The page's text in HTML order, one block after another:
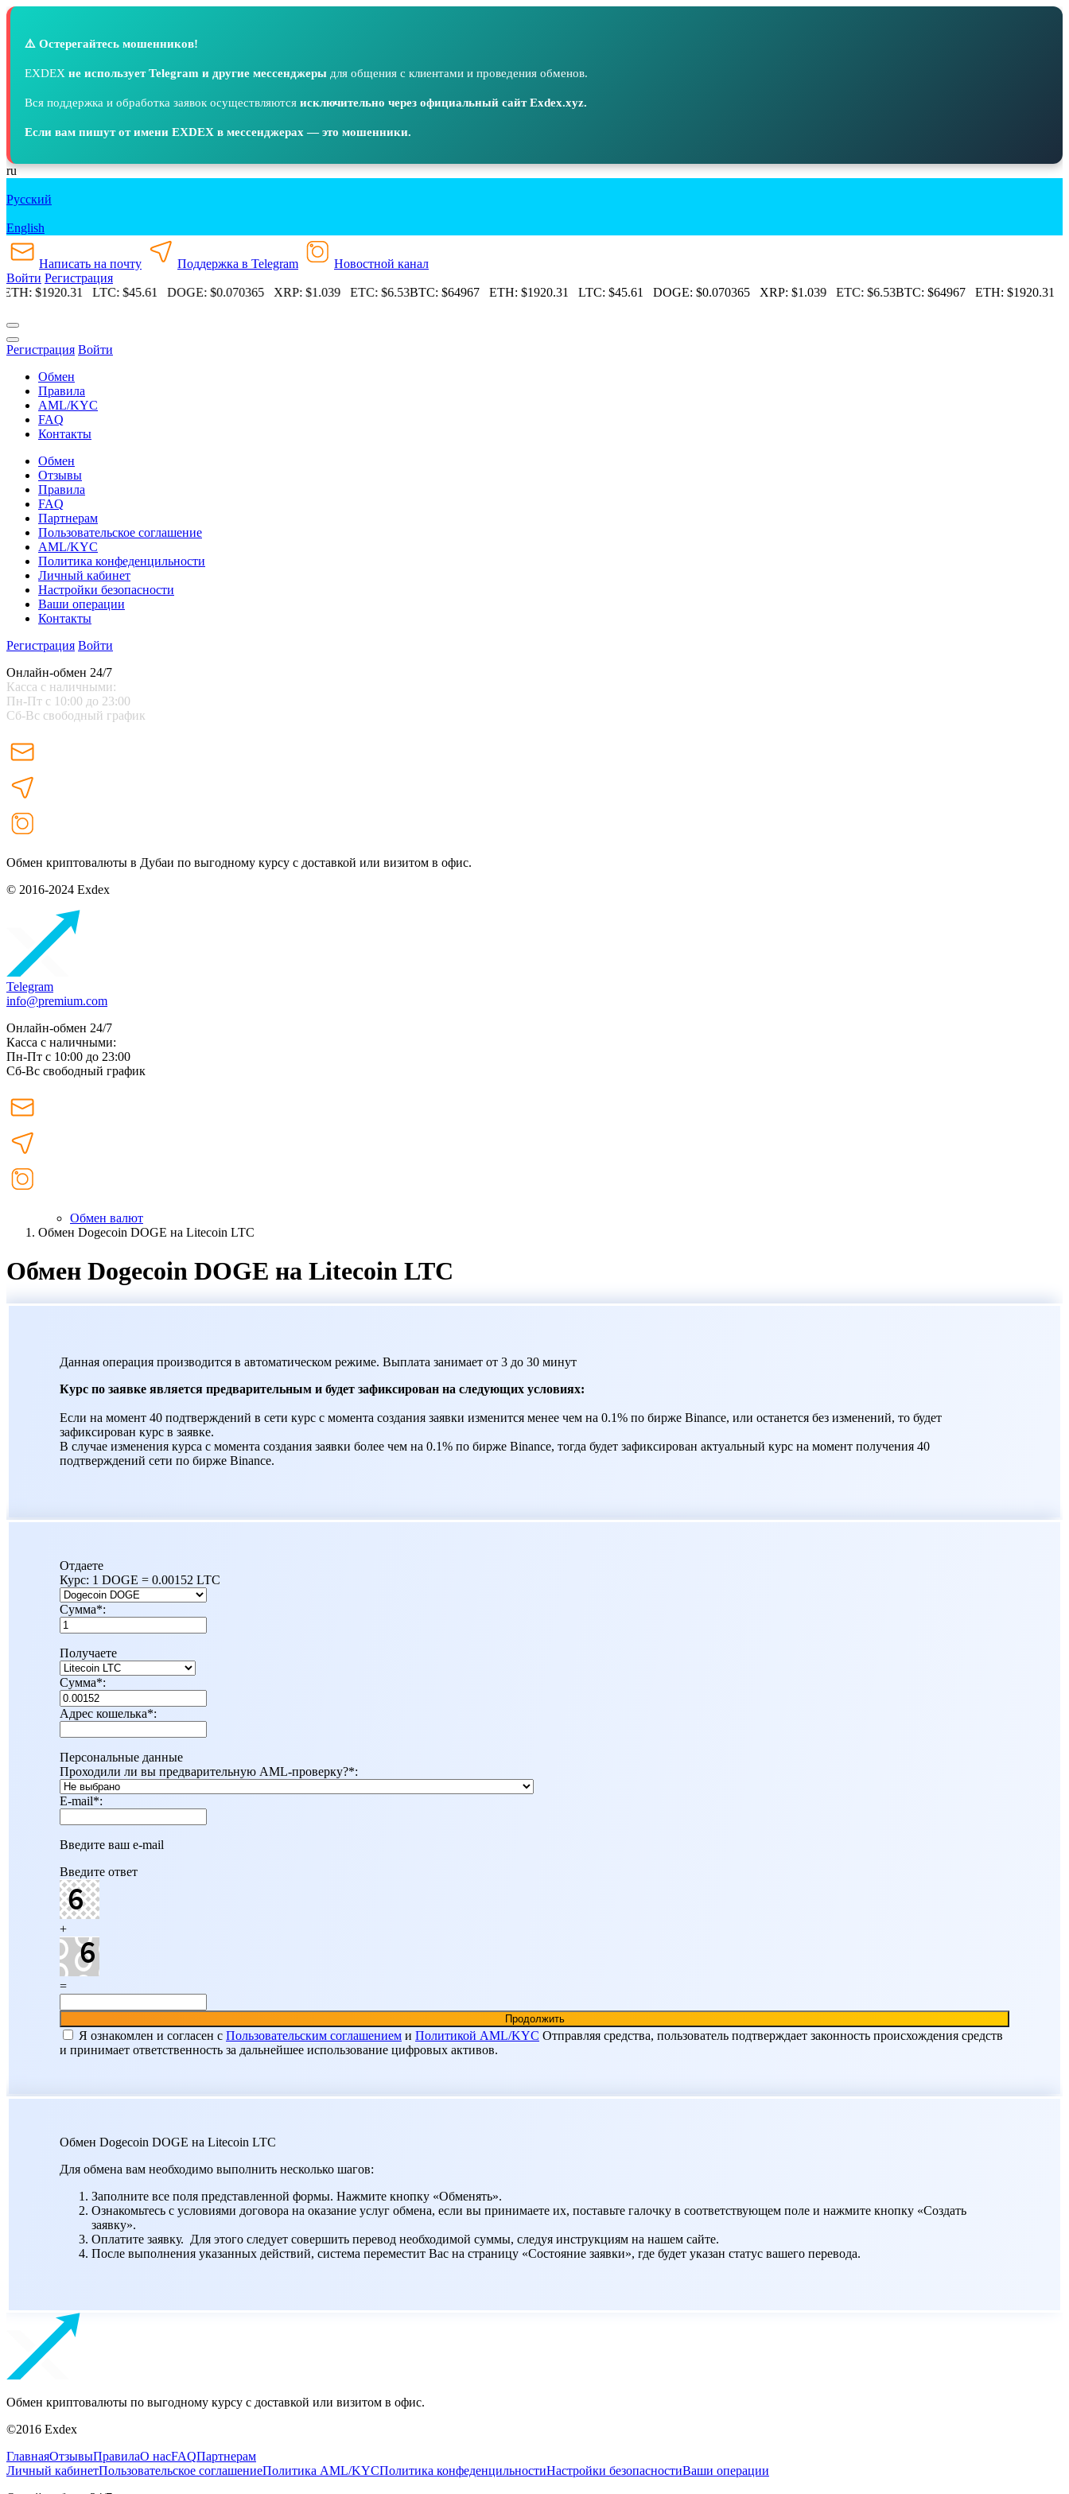
⚠️ Остерегайтесь мошенников!
EXDEX не использует Telegram и другие мессенджеры для общения с клиентами и проведения обменов.
Вся поддержка и обработка заявок осуществляются исключительно через официальный сайт Exdex.xyz.
Если вам пишут от имени EXDEX в мессенджерах — это мошенники.
ru
Русский
English
Написать на почту Поддержка в Telegram
Новостной канал
Войти Регистрация
$1920.31 LTC:$45.61 DOGE:$0.070365 XRP:$1.039 ETC:$6.53BTC:$64967 ETH:$1920.31 LTC:$45.61 DOGE:$0.070365 XRP:$1.039 ETC:$6.53BTC:$64967 ETH:$1920.31
Регистрация Войти
Обмен
Правила
AML/KYC
FAQ
Контакты
Обмен
Отзывы
Правила
FAQ
Партнерам
Пользовательское соглашение
AML/KYC
Политика конфеденцильности
Личный кабинет
Настройки безопасности
Ваши операции
Контакты
Регистрация Войти
Онлайн-обмен 24/7
Касса с наличными:
Пн-Пт с 10:00 до 23:00
Сб-Вс свободный график
Обмен криптовалюты в Дубаи по выгодному курсу с доставкой или визитом в офис.
© 2016-2024 Exdex
Telegram
info@premium.com
Онлайн-обмен 24/7
Касса с наличными:
Пн-Пт с 10:00 до 23:00
Сб-Вс свободный график
Обмен валют
Обмен Dogecoin DOGE на Litecoin LTC
Обмен Dogecoin DOGE на Litecoin LTC
Данная операция производится в автоматическом режиме. Выплата занимает от 3 до 30 минут
Курс по заявке является предварительным и будет зафиксирован на следующих условиях:
Если на момент 40 подтверждений в сети курс с момента создания заявки изменится менее чем на 0.1% по бирже Binance, или останется без изменений, то будет
зафиксирован курс в заявке.
В случае изменения курса с момента создания заявки более чем на 0.1% по бирже Binance, тогда будет зафиксирован актуальный курс на момент получения 40
подтверждений сети по бирже Binance.
Отдаете
Курс: 1 DOGE = 0.00152 LTC
Сумма*:
Получаете
Сумма*:
Адрес кошелька*:
Персональные данные
Проходили ли вы предварительную AML-проверку?*:
E-mail*:
Введите ваш e-mail
Введите ответ
+
=
Я ознакомлен и согласен c Пользовательским соглашением и Политикой AML/KYC Отправляя средства, пользователь подтверждает законность происхождения средств
и принимает ответственность за дальнейшее использование цифровых активов.
Обмен Dogecoin DOGE на Litecoin LTC
Для обмена вам необходимо выполнить несколько шагов:
Заполните все поля представленной формы. Нажмите кнопку «Обменять».
Ознакомьтесь с условиями договора на оказание услуг обмена, если вы принимаете их, поставьте галочку в соответствующем поле и нажмите кнопку «Создать
заявку».
Оплатите заявку. Для этого следует совершить перевод необходимой суммы, следуя инструкциям на нашем сайте.
После выполнения указанных действий, система переместит Вас на страницу «Состояние заявки», где будет указан статус вашего перевода.
Обмен криптовалюты по выгодному курсу с доставкой или визитом в офис.
©2016 Exdex
ГлавнаяОтзывыПравилаО насFAQПартнерам
Личный кабинетПользовательское соглашениеПолитика AML/KYCПолитика конфеденцильностиНастройки безопасностиВаши операции